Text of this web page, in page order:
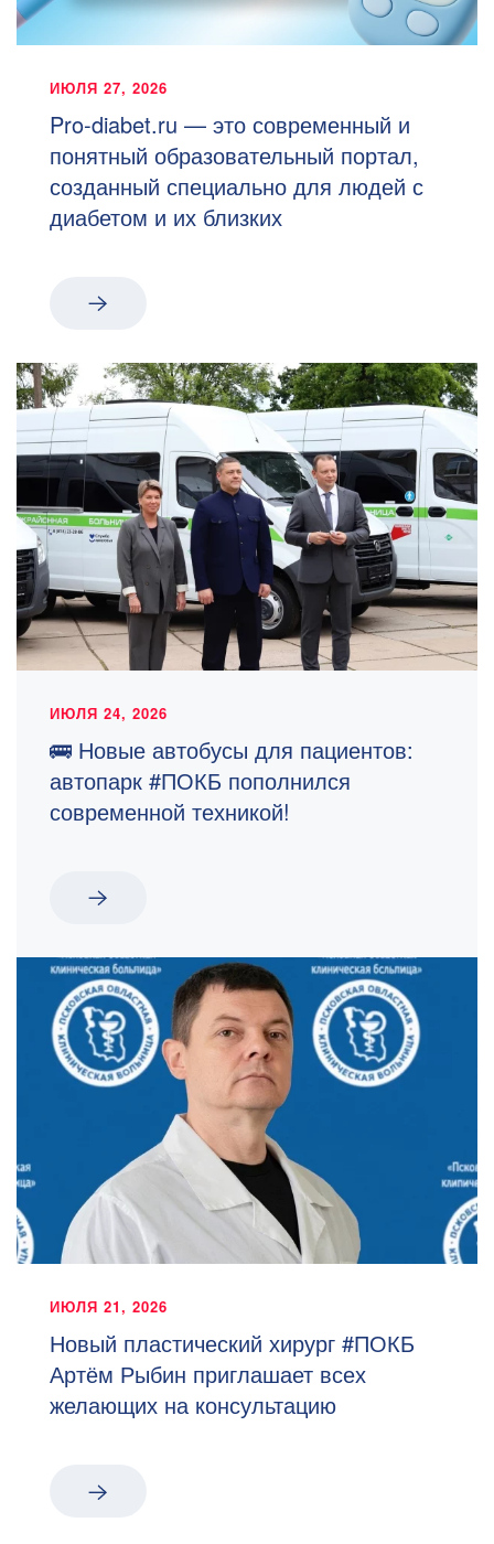
ИЮЛЯ 27, 2026
Pro-diabet.ru — это современный и
понятный образовательный портал,
созданный специально для людей с
диабетом и их близких
ИЮЛЯ 24, 2026
🚌 Новые автобусы для пациентов:
автопарк #ПОКБ пополнился
современной техникой!
ИЮЛЯ 21, 2026
Новый пластический хирург #ПОКБ
Артём Рыбин приглашает всех
желающих на консультацию